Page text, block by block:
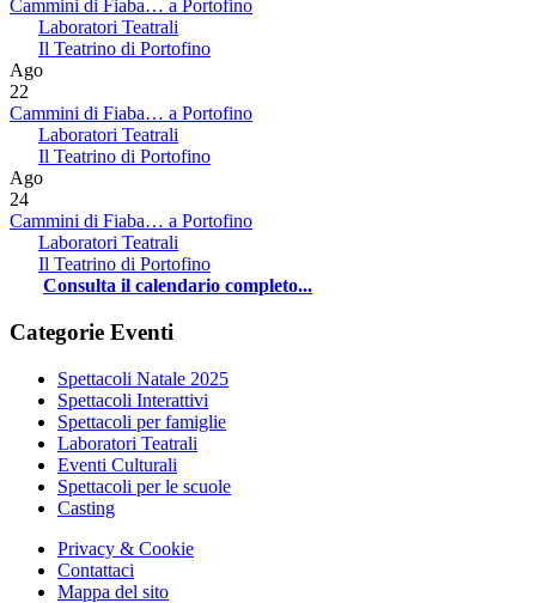
Cammini di Fiaba… a Portofino
Laboratori Teatrali
Il Teatrino di Portofino
Ago
22
Cammini di Fiaba… a Portofino
Laboratori Teatrali
Il Teatrino di Portofino
Ago
24
Cammini di Fiaba… a Portofino
Laboratori Teatrali
Il Teatrino di Portofino
Consulta il calendario completo...
Categorie Eventi
Spettacoli Natale 2025
Spettacoli Interattivi
Spettacoli per famiglie
Laboratori Teatrali
Eventi Culturali
Spettacoli per le scuole
Casting
Privacy & Cookie
Contattaci
Mappa del sito